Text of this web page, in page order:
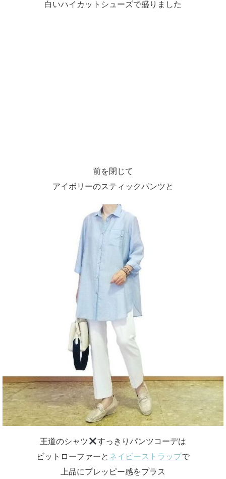
白いハイカットシューズで盛りました
前を閉じて
アイボリーのスティックパンツと
王道のシャツ
すっきりパンツコーデは
ビットローファーと ネイビーストラップで
上品にプレッピー感をプラス